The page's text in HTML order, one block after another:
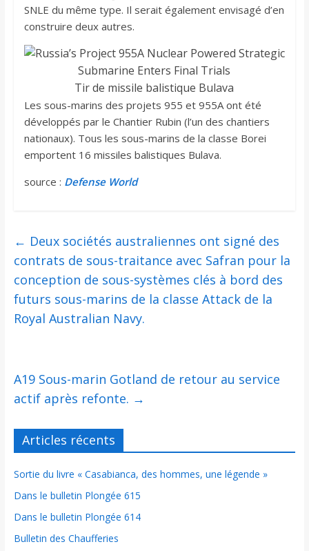
SNLE du même type. Il serait également envisagé d’en
construire deux autres.
Tir de missile balistique Bulava
Les sous-marins des projets 955 et 955A ont été
développés par le Chantier Rubin (l’un des chantiers
nationaux). Tous les sous-marins de la classe Borei
emportent 16 missiles balistiques Bulava.
source : Defense World
← Deux sociétés australiennes ont signé des
contrats de sous-traitance avec Safran pour la
conception de sous-systèmes clés à bord des
futurs sous-marins de la classe Attack de la
Royal Australian Navy.
A19 Sous-marin Gotland de retour au service
actif après refonte. →
Articles récents
Sortie du livre « Casabianca, des hommes, une légende »
Dans le bulletin Plongée 615
Dans le bulletin Plongée 614
Bulletin des Chaufferies